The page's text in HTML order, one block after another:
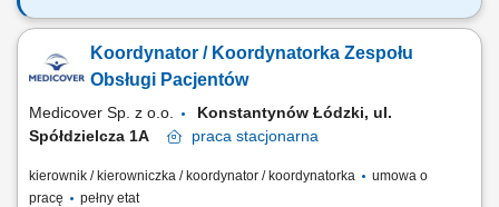
Poszukujemy osoby do pracy w niepełnym wymiarze czasu pracy (½
badań z zewnętrznych podmiotów leczniczych oraz z pracowni /
Zakładów IHIT, przeprowadzanie kontroli wizualnej próbek oraz kontroli
Koordynator / Koordynatorka Zespołu
Obsługi Pacjentów
Medicover Sp. z o.o.
Konstantynów Łódzki, ul.
Spółdzielcza 1A
praca stacjonarna
kierownik / kierowniczka / koordynator / koordynatorka
umowa o
pracę
pełny etat